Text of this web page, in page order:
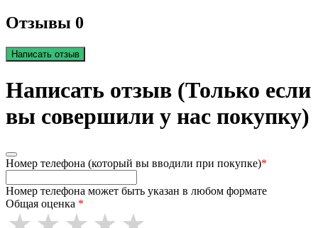
Отзывы 0
Написать отзыв
Написать отзыв (Только если
вы совершили у нас покупку)
Номер телефона (который вы вводили при покупке)*
Номер телефона может быть указан в любом формате
Общая оценка *